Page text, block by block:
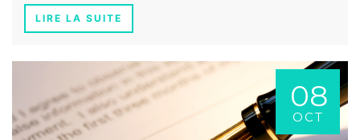
LIRE LA SUITE
08
OCT